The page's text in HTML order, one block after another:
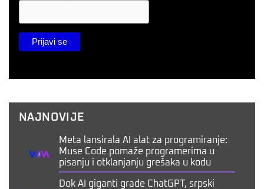
NAJNOVIJE
Meta lansirala AI alat za programiranje:
Muse Code pomaže programerima u
pisanju i otklanjanju grešaka u kodu
Dok AI giganti grade ChatGPT, srpski